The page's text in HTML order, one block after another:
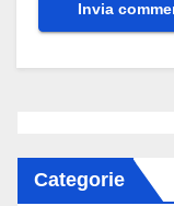
Categorie